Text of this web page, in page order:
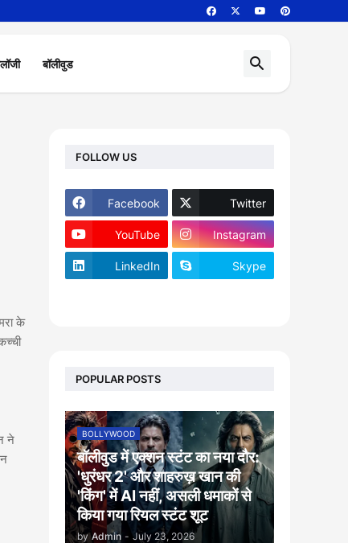
बॉलीवुड
के
ने
FOLLOW US
Facebook Twitter
YouTube Instagram
LinkedIn Skype
POPULAR POSTS
BOLLYWOOD
बॉलीवुड में एक्शन स्टंट का नया दौर:
'धुरंधर 2' और शाहरुख़ खान की
'किंग' में AI नहीं, असली धमाकों से
किया गया रियल स्टंट शूट
by Admin - July 23, 2026